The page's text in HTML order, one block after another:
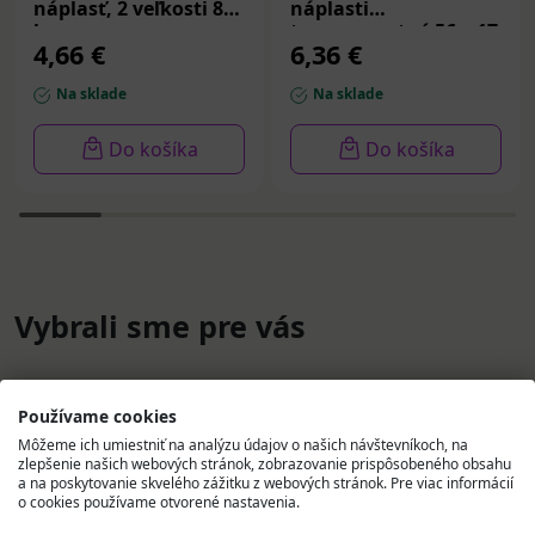
náplasť, 2 veľkosti 8
ks
4,66 €
Na sklade
Do košíka
náplasti
transparentné 56 x 17
mm 10 ks
6,36 €
Na sklade
Do košíka
Vybrali sme pre vás
Používame cookies
Môžeme ich umiestniť na analýzu údajov o našich návštevníkoch, na
zlepšenie našich webových stránok, zobrazovanie prispôsobeného obsahu
a na poskytovanie skvelého zážitku z webových stránok. Pre viac informácií
o cookies používame otvorené nastavenia.